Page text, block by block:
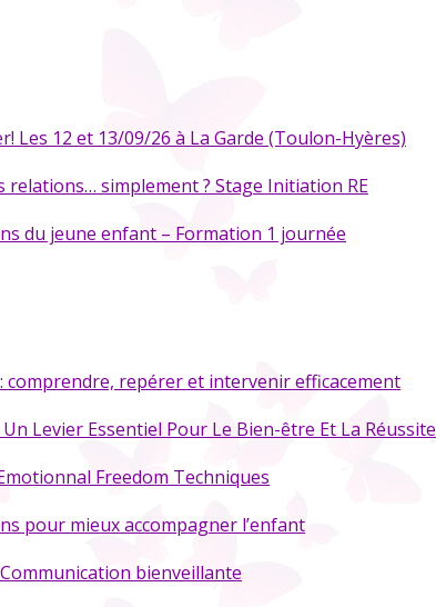
Les 12 et 13/09/26 à La Garde (Toulon-Hyères)
simplement ? Stage Initiation RE
du jeune enfant – Formation 1 journée
comprendre, repérer et intervenir efficacement
Levier Essentiel Pour Le Bien-être Et La Réussite
Freedom Techniques
pour mieux accompagner l’enfant
bienveillante